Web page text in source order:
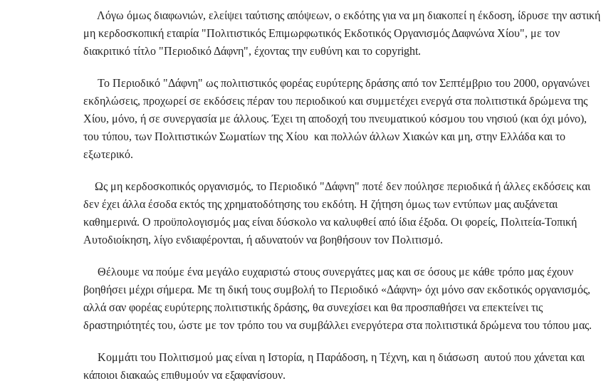
Λόγω όμως διαφωνιών, ελείψει ταύτισης απόψεων, ο εκδότης για να μη διακοπεί η έκδοση, ίδρυσε την αστική
μη κερδοσκοπική εταιρία "Πολιτιστικός Επιμωρφωτικός Εκδοτικός Οργανισμός Δαφνώνα Χίου", με τον
διακριτικό τίτλο "Περιοδικό Δάφνη", έχοντας την ευθύνη και το copyright.
Το Περιοδικό "Δάφνη" ως πολιτιστικός φορέας ευρύτερης δράσης από τον Σεπτέμβριο του 2000, οργανώνει
εκδηλώσεις, προχωρεί σε εκδόσεις πέραν του περιοδικού και συμμετέχει ενεργά στα πολιτιστικά δρώμενα της
Χίου, μόνο, ή σε συνεργασία με άλλους. Έχει τη αποδοχή του πνευματικού κόσμου του νησιού (και όχι μόνο),
του τύπου, των Πολιτιστικών Σωματίων της Χίου και πολλών άλλων Χιακών και μη, στην Ελλάδα και το
εξωτερικό.
Ως μη κερδοσκοπικός οργανισμός, το Περιοδικό "Δάφνη" ποτέ δεν πούλησε περιοδικά ή άλλες εκδόσεις και
δεν έχει άλλα έσοδα εκτός της χρηματοδότησης του εκδότη. Η ζήτηση όμως των εντύπων μας αυξάνεται
καθημερινά. Ο προϋπολογισμός μας είναι δύσκολο να καλυφθεί από ίδια έξοδα. Οι φορείς, Πολιτεία-Τοπική
Αυτοδιοίκηση, λίγο ενδιαφέρονται, ή αδυνατούν να βοηθήσουν τον Πολιτισμό.
Θέλουμε να πούμε ένα μεγάλο ευχαριστώ στους συνεργάτες μας και σε όσους με κάθε τρόπο μας έχουν
βοηθήσει μέχρι σήμερα. Με τη δική τους συμβολή το Περιοδικό «Δάφνη» όχι μόνο σαν εκδοτικός οργανισμός,
αλλά σαν φορέας ευρύτερης πολιτιστικής δράσης, θα συνεχίσει και θα προσπαθήσει να επεκτείνει τις
δραστηριότητές του, ώστε με τον τρόπο του να συμβάλλει ενεργότερα στα πολιτιστικά δρώμενα του τόπου μας.
Κομμάτι του Πολιτισμού μας είναι η Ιστορία, η Παράδοση, η Τέχνη, και η διάσωση αυτού που χάνεται και
κάποιοι διακαώς επιθυμούν να εξαφανίσουν.